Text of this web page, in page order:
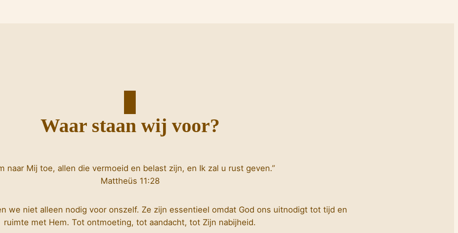
Waar staan wij voor?
naar Mij toe, allen die vermoeid en belast zijn, en Ik zal u rust geven.”
Mattheüs 11:28
we niet alleen nodig voor onszelf. Ze zijn essentieel omdat God ons uitnodigt tot tijd en
ruimte met Hem. Tot ontmoeting, tot aandacht, tot Zijn nabijheid.